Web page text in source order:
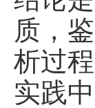
质，
析过
实践